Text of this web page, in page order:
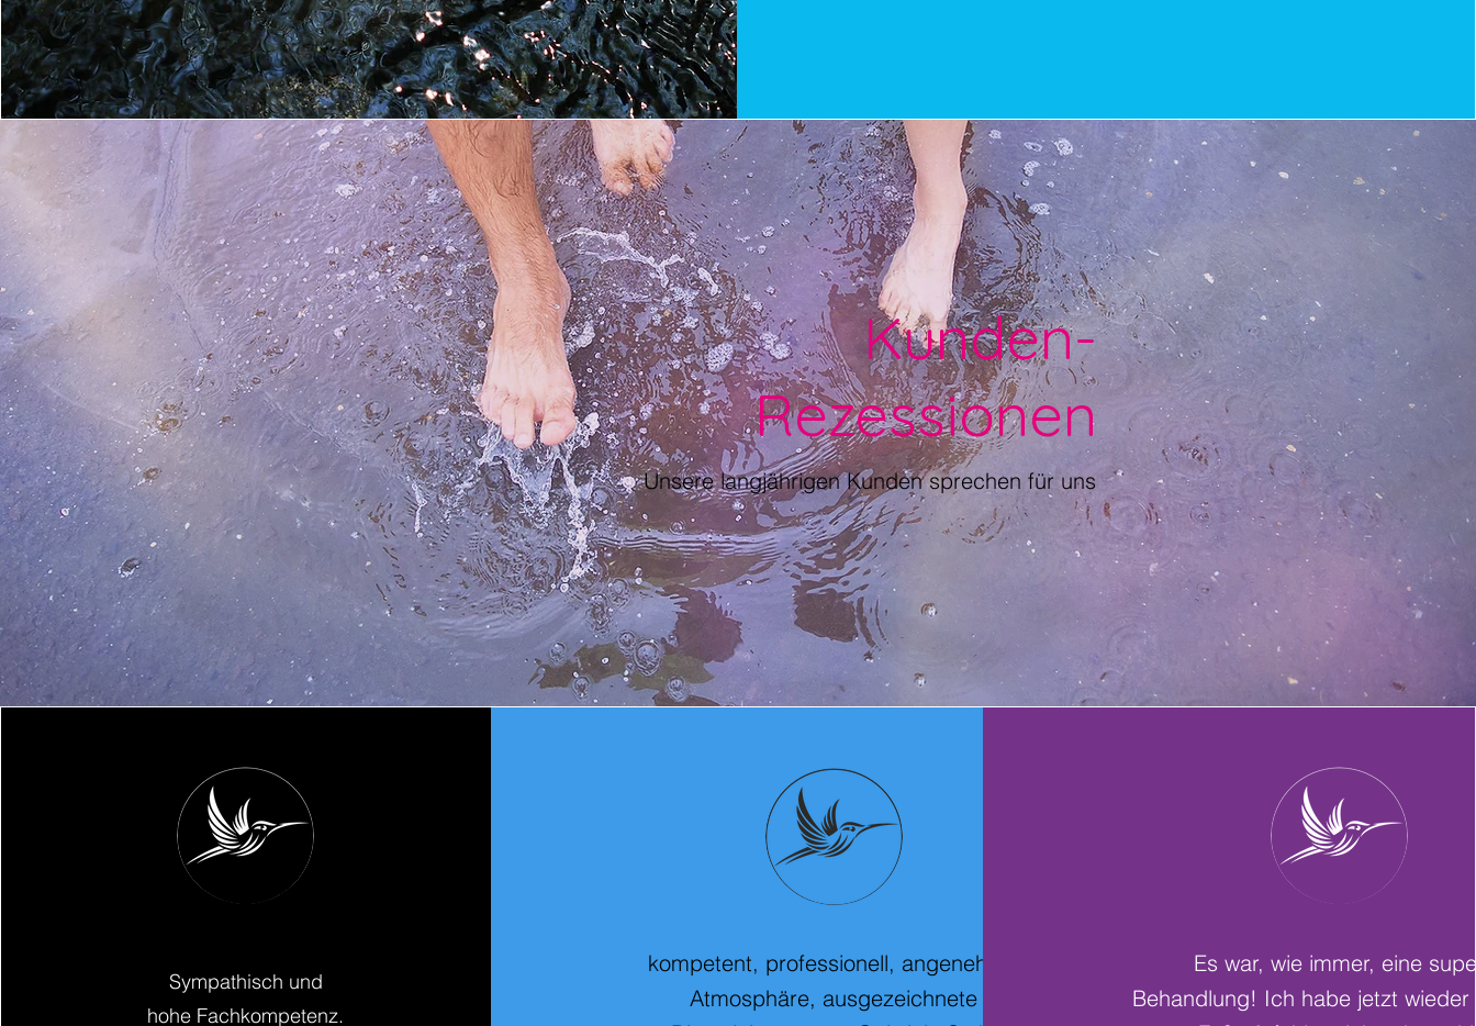
Kunden-
Rezessionen
Unsere langjährigen Kunden sprechen für uns
Sympathisch und
hohe Fachkompetenz.
kompetent, professionell, angenehme
Atmosphäre, ausgezeichnete
Es war, wie immer, eine
Behandlung! Ich habe jetzt wieder